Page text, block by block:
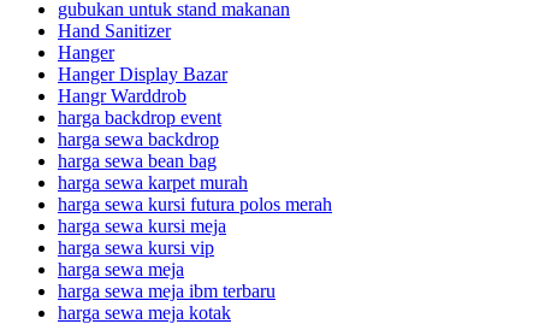
gubukan untuk stand makanan
Hand Sanitizer
Hanger
Hanger Display Bazar
Hangr Warddrob
harga backdrop event
harga sewa backdrop
harga sewa bean bag
harga sewa karpet murah
harga sewa kursi futura polos merah
harga sewa kursi meja
harga sewa kursi vip
harga sewa meja
harga sewa meja ibm terbaru
harga sewa meja kotak